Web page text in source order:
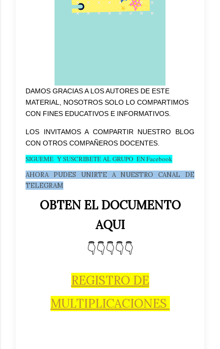
DAMOS GRACIAS A LOS AUTORES DE ESTE
MATERIAL, NOSOTROS SOLO LO COMPARTIMOS
CON FINES EDUCATIVOS E INFORMATIVOS.
LOS INVITAMOS A COMPARTIR NUESTRO BLOG
CON OTROS COMPAÑEROS DOCENTES
SIGUEME Y SUSCRIBETE AL GRUPO EN Facebook
AHORA PUDES UNIRTE A NUESTRO CANAL DE
TELEGRAM
OBTEN EL DOCUMENTO
AQUI
👇👇👇👇👇
REGISTRO DE
MULTIPLICACIONES